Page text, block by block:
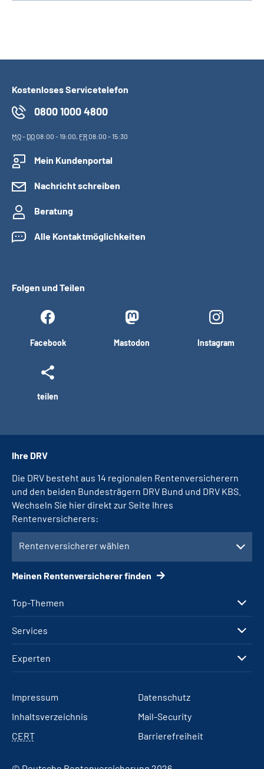
Kostenloses Servicetelefon
0800 1000 4800
MO- DO08:00 - 19:00, FR08:00 - 15:30
Mein Kundenportal
Nachricht schreiben
Beratung
Alle Kontaktmöglichkeiten
Folgen und Teilen
Facebook Mastodon Instagram
teilen
Top-Themen
Services
Experten
Ihre DRV
Die DRV besteht aus 14 regionalen Rentenversicherern
und den beiden Bundesträgern DRV Bund und DRV KBS.
Wechseln Sie hier direkt zur Seite Ihres
Rentenversicherers:
Rentenversicherer wählen
Meinen Rentenversicherer finden
Impressum
Datenschutz
Inhaltsverzeichnis
Mail-Security
CERT
Barrierefreiheit